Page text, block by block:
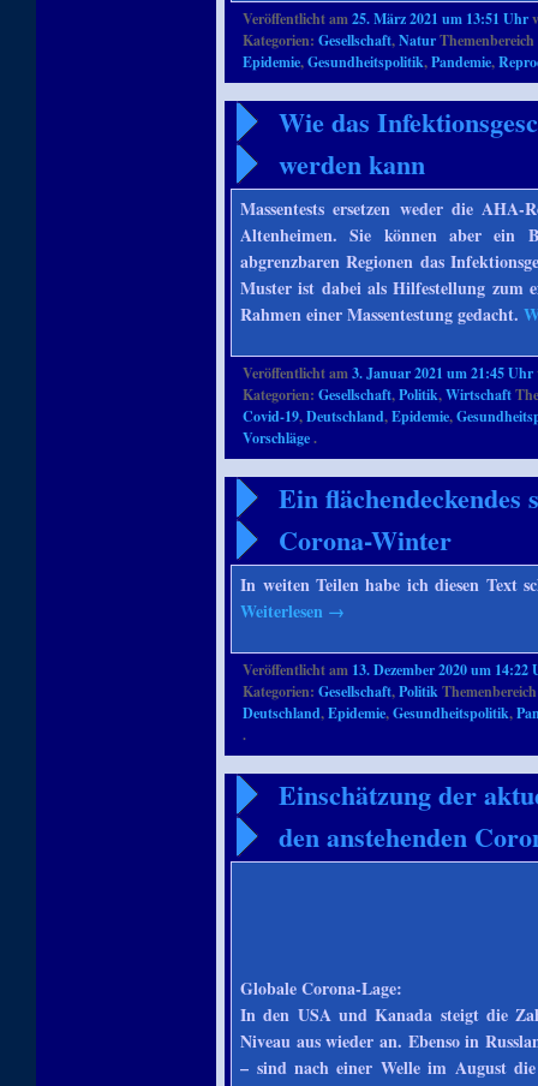
Veröffentlicht am25. März 2021 um 13:51 Uhr
Kategorien:Gesellschaft,Natur
Epidemie,Gesundheitspolitik,Pandemie,
Wie das
werden kann
Massentests ersetzen weder die
Altenheimen. Sie können aber ein
abgrenzbaren Regionen das
Muster ist dabei als Hilfestellung zum
Rahmen einer Massentestung gedacht.
Veröffentlicht am3. Januar 2021 um 21:45 Uhr
Kategorien:Gesellschaft,Politik,Wirtschaft
Covid-19,Deutschland,Epidemie,
Vorschläge.
Ein flächendeckendes
Corona-Winter
In weiten Teilen habe ich diesen Text
Weiterlesen →
Veröffentlicht am 13. Dezember 2020 um 14:22
Kategorien:Gesellschaft,Politik
Deutschland,Epidemie,Gesundheitspolitik,
.
Einschätzung der
den anstehenden
Globale Corona-Lage:
In den USA und Kanada steigt die
Niveau aus wieder an. Ebenso in
– sind nach einer Welle im August